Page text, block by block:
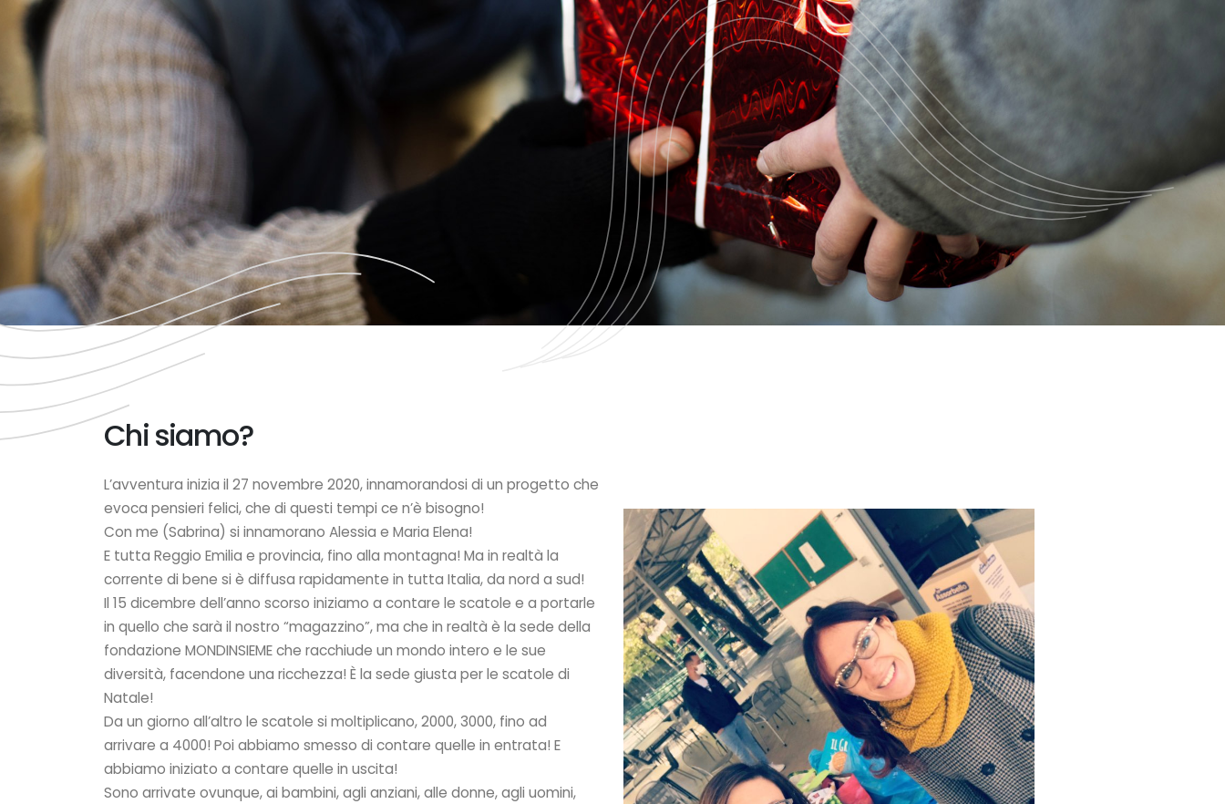
Chi siamo?
L’avventura inizia il 27 novembre 2020, innamorandosi di un progetto che
evoca pensieri felici, che di questi tempi ce n’è bisogno!
Con me (Sabrina) si innamorano Alessia e Maria Elena!
E tutta Reggio Emilia e provincia, fino alla montagna! Ma in realtà la
corrente di bene si è diffusa rapidamente in tutta Italia, da nord a sud!
Il 15 dicembre dell’anno scorso iniziamo a contare le scatole e a portarle
in quello che sarà il nostro “magazzino”, ma che in realtà è la sede della
fondazione MONDINSIEME che racchiude un mondo intero e le sue
diversità, facendone una ricchezza! È la sede giusta per le scatole di
Natale!
Da un giorno all’altro le scatole si moltiplicano, 2000, 3000, fino ad
arrivare a 4000! Poi abbiamo smesso di contare quelle in entrata! E
abbiamo iniziato a contare quelle in uscita!
Sono arrivate ovunque, ai bambini, agli anziani, alle donne, agli uomini,